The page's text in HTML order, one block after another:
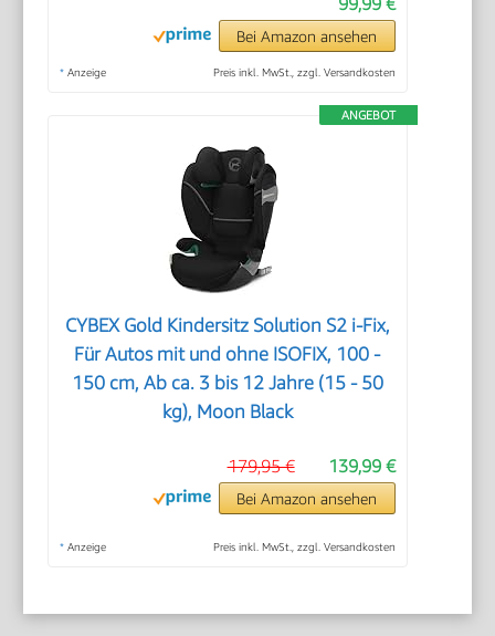
Bei Amazon ansehen
* Anzeige Preis inkl. MwSt., zzgl. Versandkosten
ANGEBOT
CYBEX Gold Kindersitz Solution S2 i-Fix,
Für Autos mit und ohne ISOFIX, 100 -
150 cm, Ab ca. 3 bis 12 Jahre (15 - 50
kg), Moon Black
139,99 €
179,95 €
Bei Amazon ansehen
* Anzeige Preis inkl. MwSt., zzgl. Versandkosten